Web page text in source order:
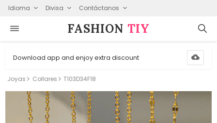
Idioma Divisa Contáctanos
FASHION⁠ TIY
Download app and enjoy extra discount
Joyas Collares T103D34F18